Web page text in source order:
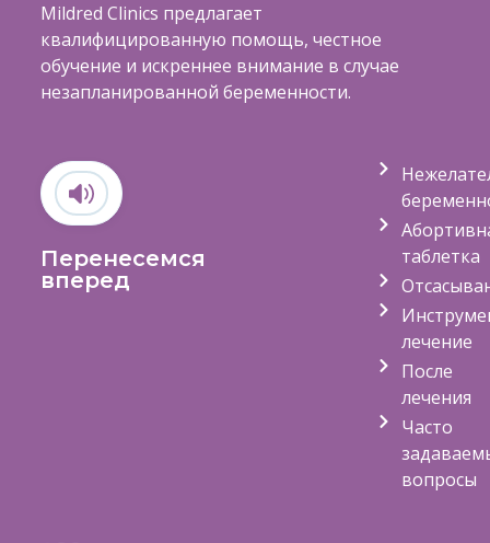
Mildred Clinics предлагает
квалифицированную помощь, честное
обучение и искреннее внимание в случае
незапланированной беременности.
Перенесемся
вперед
таблетка
лечение
После
лечения
Часто
вопросы